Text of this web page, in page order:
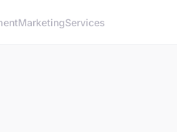
MarketingServices